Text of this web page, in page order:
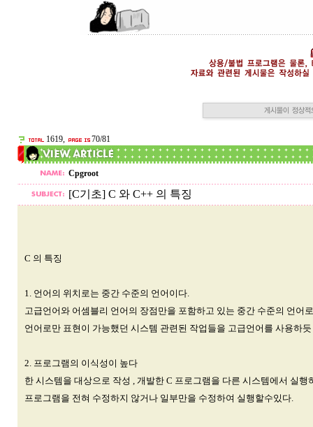
1619, 70/81
Cpgroot
[C기초] C 와 C++ 의 특징
C 의 특징
1. 언어의 위치로는 중간 수준의 언어이다.
고급언어와 어셈블리 언어의 장점만을 포함하고 있는 중간 수준의 언어
언어로만 표현이 가능했던 시스템 관련된 작업들을 고급언어를 사용하
2. 프로그램의 이식성이 높다
한 시스템을 대상으로 작성 , 개발한 C 프로그램을 다른 시스템에서 실행
프로그램을 전혀 수정하지 않거나 일부만을 수정하여 실행할수있다.